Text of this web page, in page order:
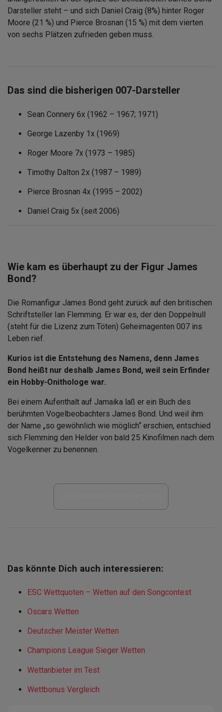
Darsteller steht – und sich Daniel Craig (8%) hinter Roger
Moore (21 %) und Pierce Brosnan (15 %) mit dem vierten
von sechs Plätzen zufrieden geben muss.
Das sind die bisherigen 007-Darsteller
Sean Connery 6x (1962 – 1967; 1971)
George Lazenby 1x (1969)
Roger Moore 7x (1973 – 1985)
Timothy Dalton 2x (1987 – 1989)
Pierce Brosnan 4x (1995 – 2002)
Daniel Craig 5x (seit 2006)
Wie kam es überhaupt zu der Figur James
Bond?
Die Romanfigur James Bond geht zurück auf den britischen
Schriftsteller Ian Flemming. Er war es, der den Doppelnull
(steht für die Lizenz zum Töten) Geheimagenten 007 ins
Leben rief.
Kurios ist die Entstehung des Namens, denn James
Bond heißt nur deshalb James Bond, weil sein Erfinder
ein Hobby-Onithologe war.
Bei einem Aufenthalt auf Jamaika laß er ein Buch des
berühmten Vogelbeobachters James Bond. Und weil ihm
der Name „so gewöhnlich wie möglich“ erschien, entschied
sich Flemming den Helder von bald 25 Kinofilmen nach dem
Vogelkenner zu benennen.
Das könnte Dich auch interessieren:
ESC Wettquoten – Wetten auf den Songcontest
Oscars Wetten
Deutscher Meister Wetten
Champions League Sieger Wetten
Wettanbieter im Test
Wettbonus Vergleich